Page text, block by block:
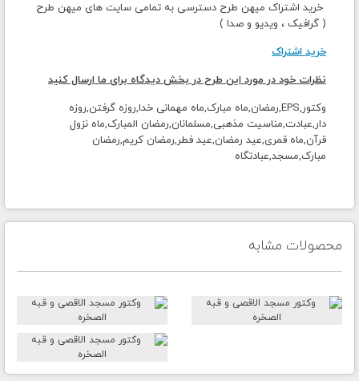
خرید اشتراک میهن طرح دسترسی به تمامی سایت های میهن طرح
( گرافیک ، ویدیو و صدا )
خرید اشتراک
نظرات خود در مورد این طرح در بخش دیدگاه برای ما ارسال کنید
وکتور,EPS,رمضان,ماه مبارک,ماه مهمانی خدا,روزه گرفتن,روزه
دار,عبادت,مناسیت مذهبی,مسلمانان,رمضان المبارک,ماه نزول
قرآن,ماه قمری,عید رمضان,عید فطر,رمضان کریم,رمضان
مبارک,مسجد,عبادتگاه
محصولات مشابه